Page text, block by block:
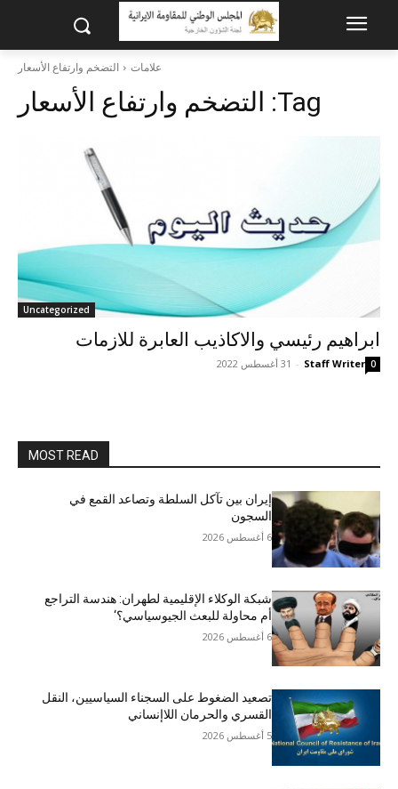
علامات التضخم وارتفاع الأسعار
Tag: التضخم وارتفاع الأسعار
Uncategorized
ابراهيم رئيسي والاكاذيب العابرة للازمات
Staff Writer
- 31 أغسطس 2022 0
MOST READ
إيران بين تآكل السلطة وتصاعد القمع في
السجون
6 أغسطس 2026
شبكة الوكلاء الإقليمية لطهران: هندسة التراجع
أم محاولة للبعث الجيوسياسي؟‘
6 أغسطس 2026
تصعيد الضغوط على السجناء السياسيين، النقل
القسري والحرمان اللاإنساني
5 أغسطس 2026